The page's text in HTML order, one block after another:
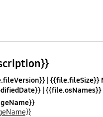
{{file.fileSize}}
{{file.osNames}}